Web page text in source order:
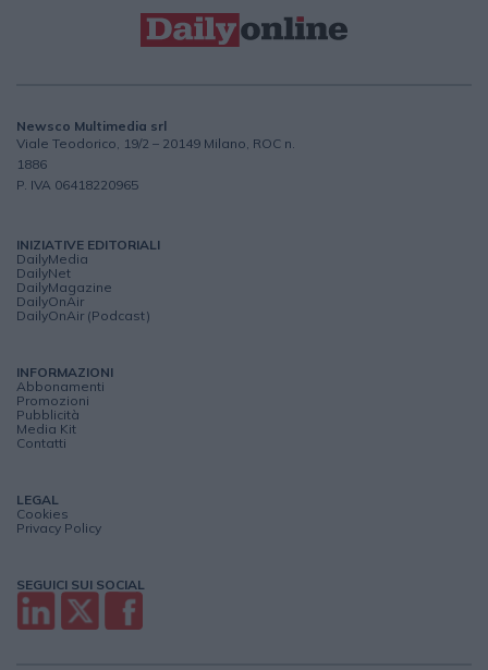
Newsco Multimedia srl
Viale Teodorico, 19/2 – 20149 Milano, ROC n.
1886
P. IVA 06418220965
INIZIATIVE EDITORIALI
DailyMedia
DailyNet
DailyMagazine
DailyOnAir
DailyOnAir (Podcast)
INFORMAZIONI
Abbonamenti
Promozioni
Pubblicità
Media Kit
Contatti
LEGAL
Cookies
Privacy Policy
SEGUICI SUI SOCIAL